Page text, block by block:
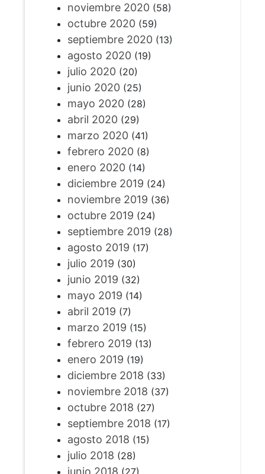
noviembre 2020(58)
octubre 2020(59)
septiembre 2020(13)
agosto 2020(19)
julio 2020(20)
junio 2020(25)
mayo 2020(28)
abril 2020(29)
marzo 2020(41)
febrero 2020(8)
enero 2020(14)
diciembre 2019 (24)
noviembre 2019 (36)
octubre 2019 (24)
septiembre 2019 (28)
agosto 2019 (17)
julio 2019 (30)
junio 2019 (32)
mayo 2019 (14)
abril 2019 (7)
marzo 2019 (15)
febrero 2019 (13)
enero 2019 (19)
diciembre 2018 (33)
noviembre 2018 (37)
octubre 2018 (27)
septiembre 2018 (17)
agosto 2018 (15)
julio 2018 (28)
junio 2018